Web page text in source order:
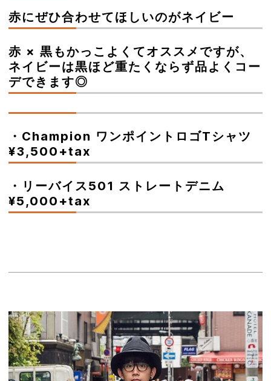
赤にぜひ合わせてほしいのがネイビー
赤 × 黒もかっこよくてオススメですが、
ネイビーは黒ほど重たくならず品よくコー
デできます◎
・Champion ワンポイントロゴTシャツ
¥3,500+tax
・リーバイス501 ストレートデニム
¥5,000+tax